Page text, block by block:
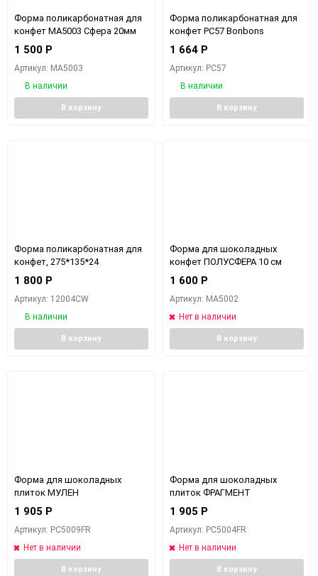
Форма поликарбонатная для
конфет MA5003 Сфера 20мм
1 500 Р
Артикул: MA5003
В наличии
В корзину
Форма поликарбонатная для
конфет PC57 Bonbons
1 664 Р
Артикул: PC57
В наличии
В корзину
Форма поликарбонатная для
конфет, 275*135*24
1 800 Р
Артикул: 12004CW
В наличии
В корзину
Форма для шоколадных
конфет ПОЛУСФЕРА 10 см
1 600 Р
Артикул: MA5002
Нет в наличии
В корзину
Форма для шоколадных
плиток МУЛЕН
1 905 Р
Артикул: PC5009FR
Нет в наличии
В корзину
Форма для шоколадных
плиток ФРАГМЕНТ
1 905 Р
Артикул: PC5004FR
Нет в наличии
В корзину